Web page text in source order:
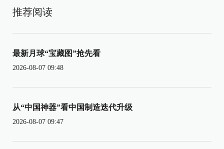
推荐阅读
最新月球“宝藏图”抢先看
2026-08-07 09:48
从“中国神器”看中国制造迭代升级
2026-08-07 09:47